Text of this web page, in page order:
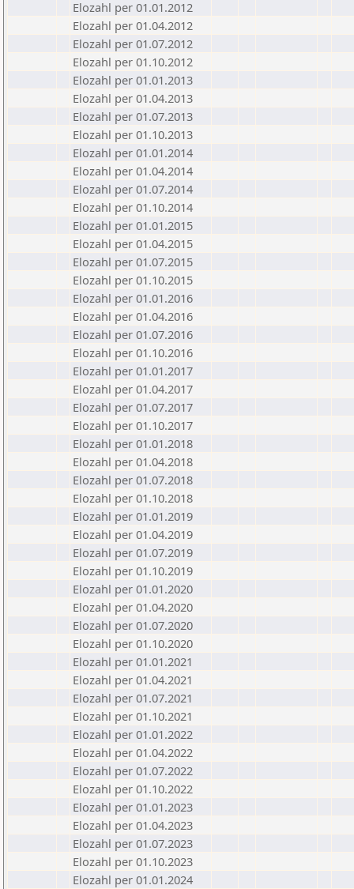
Elozahl per 01.01.2012
Elozahl per 01.04.2012
Elozahl per 01.07.2012
Elozahl per 01.10.2012
Elozahl per 01.01.2013
Elozahl per 01.04.2013
Elozahl per 01.07.2013
Elozahl per 01.10.2013
Elozahl per 01.01.2014
Elozahl per 01.04.2014
Elozahl per 01.07.2014
Elozahl per 01.10.2014
Elozahl per 01.01.2015
Elozahl per 01.04.2015
Elozahl per 01.07.2015
Elozahl per 01.10.2015
Elozahl per 01.01.2016
Elozahl per 01.04.2016
Elozahl per 01.07.2016
Elozahl per 01.10.2016
Elozahl per 01.01.2017
Elozahl per 01.04.2017
Elozahl per 01.07.2017
Elozahl per 01.10.2017
Elozahl per 01.01.2018
Elozahl per 01.04.2018
Elozahl per 01.07.2018
Elozahl per 01.10.2018
Elozahl per 01.01.2019
Elozahl per 01.04.2019
Elozahl per 01.07.2019
Elozahl per 01.10.2019
Elozahl per 01.01.2020
Elozahl per 01.04.2020
Elozahl per 01.07.2020
Elozahl per 01.10.2020
Elozahl per 01.01.2021
Elozahl per 01.04.2021
Elozahl per 01.07.2021
Elozahl per 01.10.2021
Elozahl per 01.01.2022
Elozahl per 01.04.2022
Elozahl per 01.07.2022
Elozahl per 01.10.2022
Elozahl per 01.01.2023
Elozahl per 01.04.2023
Elozahl per 01.07.2023
Elozahl per 01.10.2023
Elozahl per 01.01.2024